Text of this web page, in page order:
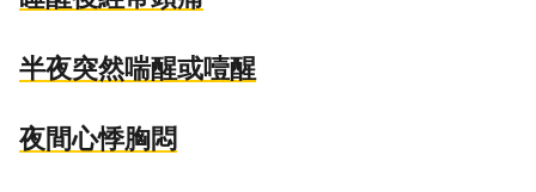
半夜突然喘醒或噎醒
夜間心悸胸悶